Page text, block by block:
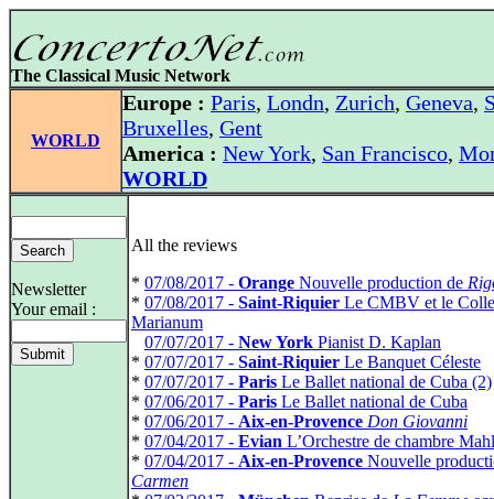
The Classical Music Network
WORLD
Europe : Paris, Londn, Zurich, Geneva,
Bruxelles, Gent
America : New York, San Francisco,
WORLD
Newsletter
Your email :
All the reviews
* 07/08/2017 - Orange Nouvelle production de
* 07/08/2017 - Saint-Riquier Le CMBV et le
Marianum
07/07/2017 - New York Pianist D. Kaplan
* 07/07/2017 - Saint-Riquier Le Banquet Céleste
* 07/07/2017 - Paris Le Ballet national de Cuba (2)
* 07/06/2017 - Paris Le Ballet national de Cuba
* 07/06/2017 - Aix-en-Provence Don Giovanni
* 07/04/2017 - Evian L’Orchestre de chambre
* 07/04/2017 - Aix-en-Provence Nouvelle
Carmen